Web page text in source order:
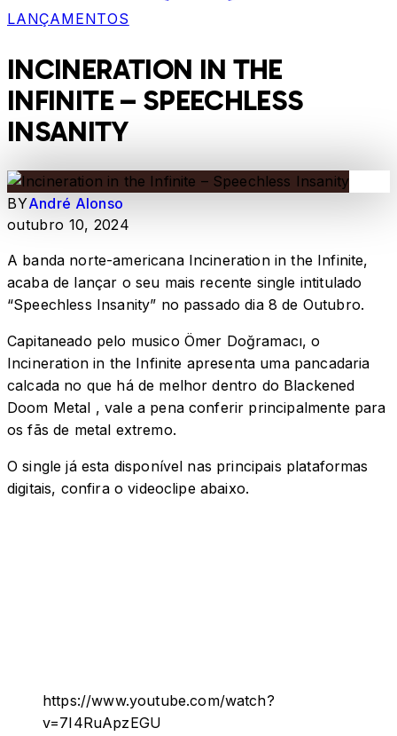
LANÇAMENTOS
INCINERATION IN THE
INFINITE – SPEECHLESS
INSANITY
BYAndré Alonso
outubro 10, 2024
A banda norte-americana Incineration in the Infinite,
acaba de lançar o seu mais recente single intitulado
“Speechless Insanity” no passado dia 8 de Outubro.
Capitaneado pelo musico Ömer Doğramacı, o
Incineration in the Infinite apresenta uma pancadaria
calcada no que há de melhor dentro do Blackened
Doom Metal , vale a pena conferir principalmente para
os fãs de metal extremo.
O single já esta disponível nas principais plataformas
digitais, confira o videoclipe abaixo.
https://www.youtube.com/watch?
v=7I4RuApzEGU